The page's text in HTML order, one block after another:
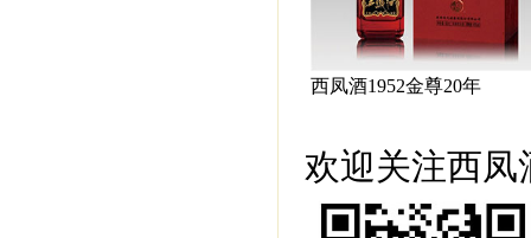
西凤酒1952金尊20年
欢迎关注西凤